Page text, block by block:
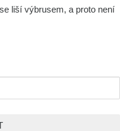
liší výbrusem, a proto není